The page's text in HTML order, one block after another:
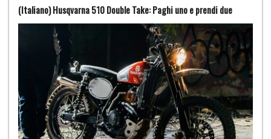
(Italiano) Husqvarna 510 Double Take: Paghi uno e prendi due